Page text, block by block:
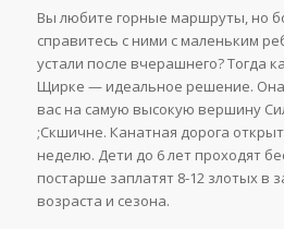
Вы любите горные маршруты, но
справитесь с ними с маленьким
устали после вчерашнего? Тогда
Щирке — идеальное решение. Она
вас на самую высокую вершину
;Скшичне. Канатная дорога
неделю. Дети до 6 лет проходят
постарше заплатят 8-12 злотых в
возраста и сезона.